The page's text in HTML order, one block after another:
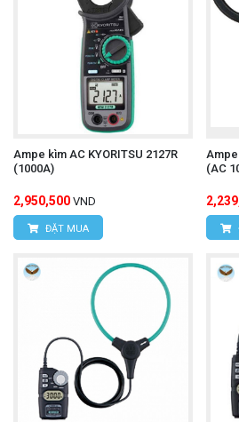
Ampe kìm AC KYORITSU 2127R
(1000A)
2,950,500 VND
ĐẶT MUA
Ampe
(AC